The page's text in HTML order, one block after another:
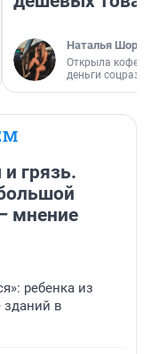
Наталья
Открыла
деньги
грязь.
мнение
ребенка из
зданий в